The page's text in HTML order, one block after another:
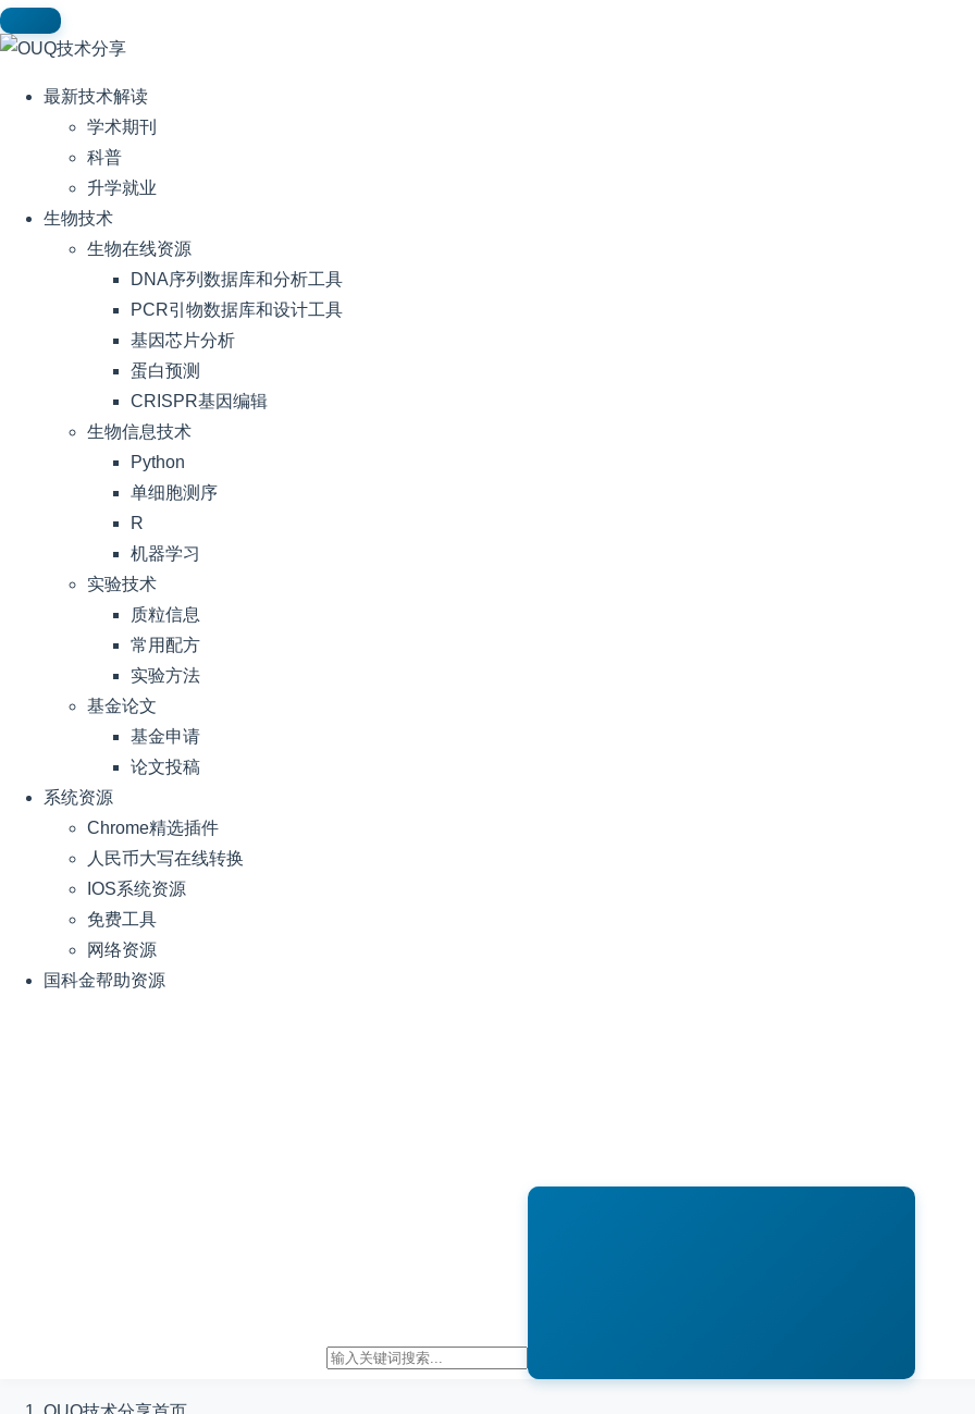
最新技术解读
学术期刊
科普
升学就业
生物技术
生物在线资源
DNA序列数据库和分析工具
PCR引物数据库和设计工具
基因芯片分析
蛋白预测
CRISPR基因编辑
生物信息技术
Python
单细胞测序
R
机器学习
实验技术
质粒信息
常用配方
实验方法
基金论文
基金申请
论文投稿
系统资源
Chrome精选插件
人民币大写在线转换
IOS系统资源
免费工具
网络资源
国科金帮助资源